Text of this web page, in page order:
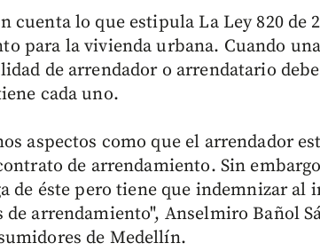
cuenta lo que estipula La Ley 820 de
para la vivienda urbana. Cuando
de arrendador o arrendatario
cada uno.
aspectos como que el arrendador
de arrendamiento. Sin
de éste pero tiene que indemnizar al
de arrendamiento", Anselmiro Bañol
de Medellín.